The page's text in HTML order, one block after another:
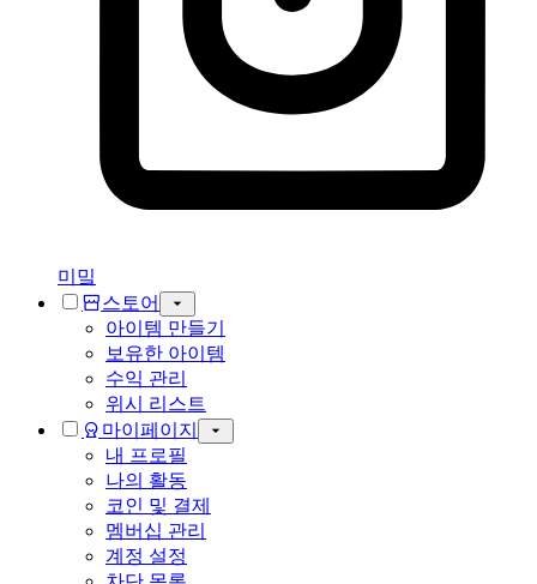
미밐
스토어
아이템 만들기
보유한 아이템
수익 관리
위시 리스트
마이페이지
내 프로필
나의 활동
코인 및 결제
멤버십 관리
계정 설정